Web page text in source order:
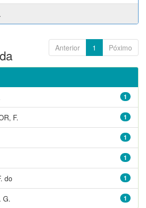
Anterior 1 Póximo
1
1
F.
1
1
1
do
1
G.